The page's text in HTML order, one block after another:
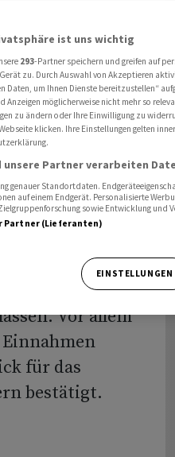
unter
mit der
deutliche
Vor allem
für das
bestätigt.
ist uns wichtig
293-Partner speichern und greifen auf
zu. Durch Auswahl von Akzeptieren
Daten, um Ihnen Dienste bereitzustellen“
Anzeigen möglicherweise nicht mehr so
zu ändern oder Ihre Einwilligung zu
klicken. Ihre Einstellungen gelten
unsere Partner verarbeiten
genauer Standortdaten.
auf einem Endgerät. Personalisierte
sowie Entwicklung und
Partner (Lieferanten)
EINSTELLUNGEN